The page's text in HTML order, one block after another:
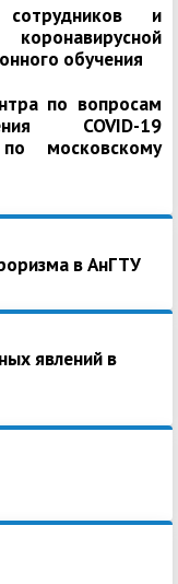
и
обучения
по вопросам
COVID-19
московскому
в АнГТУ
явлений в